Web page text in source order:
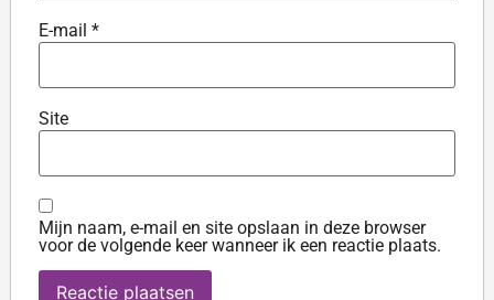
E-mail *
Site
Mijn naam, e-mail en site opslaan in deze browser
voor de volgende keer wanneer ik een reactie plaats.